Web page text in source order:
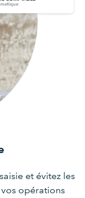
et évitez les
opérations